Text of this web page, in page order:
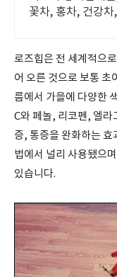
꽃차, 홍차, 건강
로즈힙은 전 세계적으
어 오른 것으로 보통 초
름에서 가을에 다양한
C와 페놀, 리코펜, 엘라
증, 통증을 완화하는 효
법에서 널리 사용됐으
있습니다.